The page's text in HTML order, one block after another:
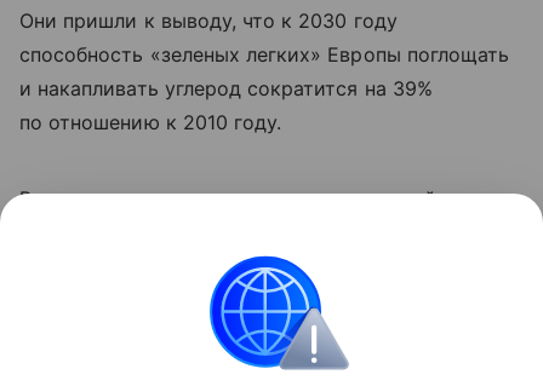
Они пришли к выводу, что к 2030 году
способность «зеленых легких» Европы поглощать
и накапливать углерод сократится на 39%
по отношению к 2010 году.
Ранее мырассказывали, как окаменевший лес